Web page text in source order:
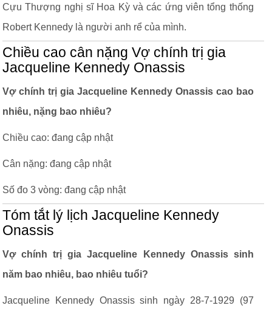
Cựu Thượng nghị sĩ Hoa Kỳ và các ứng viên tổng thống
Robert Kennedy là người anh rể của mình.
Chiều cao cân nặng Vợ chính trị gia
Jacqueline Kennedy Onassis
Vợ chính trị gia Jacqueline Kennedy Onassis cao bao
nhiêu, nặng bao nhiêu?
Chiều cao: đang cập nhật
Cân nặng: đang cập nhật
Số đo 3 vòng: đang cập nhật
Tóm tắt lý lịch Jacqueline Kennedy
Onassis
Vợ chính trị gia Jacqueline Kennedy Onassis sinh
năm bao nhiêu, bao nhiêu tuổi?
Jacqueline Kennedy Onassis sinh ngày 28-7-1929 (97